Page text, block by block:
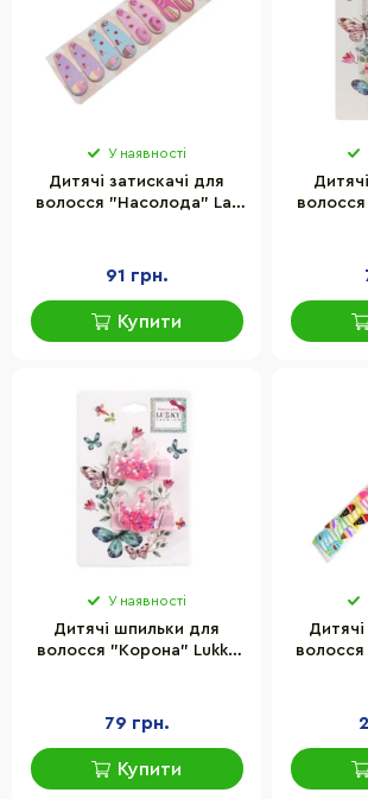
У наявності
Дитячі затискачі для
волосся "Насолода" La-
91 грн.
Купити
У наявності
Дитячі шпильки для
волосся "Корона" Lukky
79 грн.
Купити